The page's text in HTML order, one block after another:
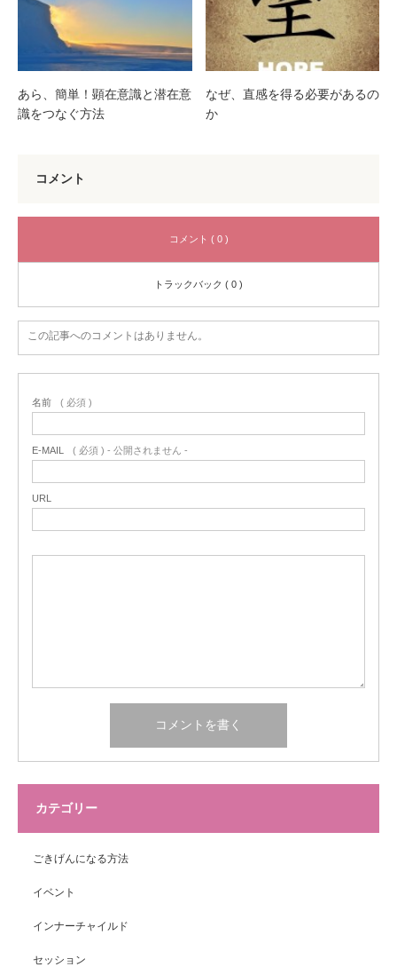
あら、簡単！顕在意識と潜在意
識をつなぐ方法
なぜ、直感を得る必要があるの
か
コメント
コメント ( 0 )
トラックバック ( 0 )
この記事へのコメントはありません。
名前 ( 必須 )
E-MAIL ( 必須 ) - 公開されません -
URL
カテゴリー
ごきげんになる方法
イベント
インナーチャイルド
セッション